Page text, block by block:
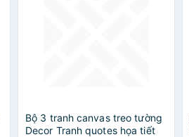
Bộ 3 tranh canvas treo tường
Decor Tranh quotes họa tiết